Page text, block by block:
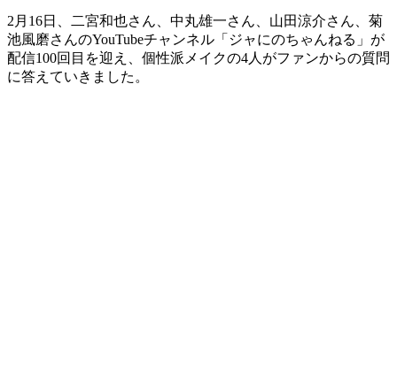
2月16日、二宮和也さん、中丸雄一さん、山田涼介さん、菊
池風磨さんのYouTubeチャンネル「ジャにのちゃんねる」が
配信100回目を迎え、個性派メイクの4人がファンからの質問
に答えていきました。